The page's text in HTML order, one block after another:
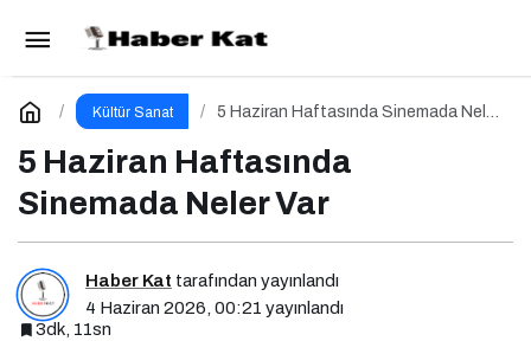
Kültür Sanat
5 Haziran Haftasında Sinemada Neler
5 Haziran Haftasında
Sinemada Neler Var
Haber Kat tarafından yayınlandı
4 Haziran 2026, 00:21 yayınlandı
3dk, 11sn
Toplumun Haklı Sessiz Çığlığı Bu Kitapta
Toplandı
Yorum Yap